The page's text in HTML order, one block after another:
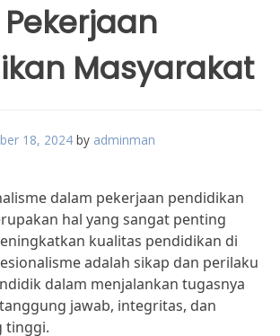
Masyarakat
18, 2024 by adminman
dalam pekerjaan pendidikan
hal yang sangat penting
kualitas pendidikan di
adalah sikap dan perilaku
dalam menjalankan tugasnya
jawab, integritas, dan
tinggi.